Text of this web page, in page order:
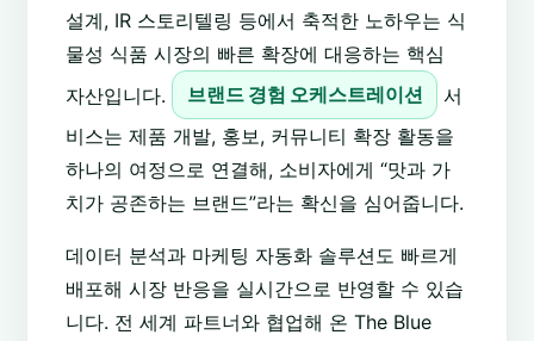
설계, IR 스토리텔링 등에서 축적한 노하우는 식
물성 식품 시장의 빠른 확장에 대응하는 핵심
자산입니다.
브랜드 경험 오케스트레이션
서
비스는 제품 개발, 홍보, 커뮤니티 확장 활동을
하나의 여정으로 연결해, 소비자에게 “맛과 가
치가 공존하는 브랜드”라는 확신을 심어줍니다.
데이터 분석과 마케팅 자동화 솔루션도 빠르게
배포해 시장 반응을 실시간으로 반영할 수 있습
니다. 전 세계 파트너와 협업해 온 The Blue